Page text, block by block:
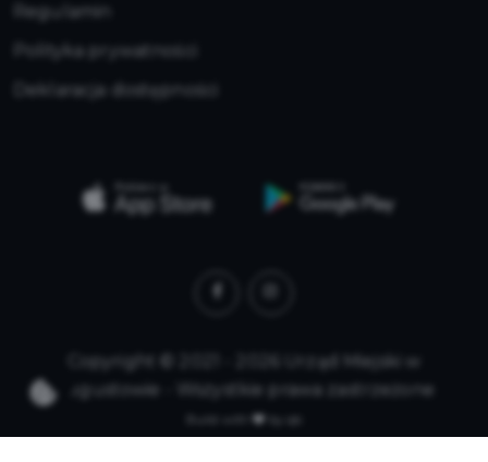
Regulamin
Polityka prywatności
Deklaracja dostępności
Copyright © 2021 - 2026 Urząd Miejski w
Augustowie - Wszystkie prawa zastrzeżone